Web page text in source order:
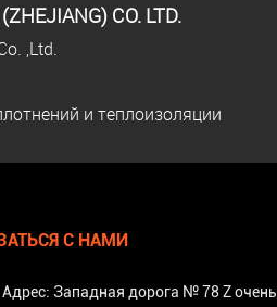
CO. LTD.
,Ltd.
и теплоизоляции
С НАМИ
Адрес: Западная дорога № 78 Z очень